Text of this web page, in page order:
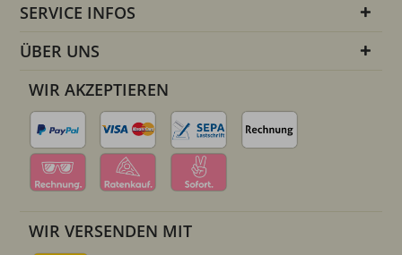
SERVICE INFOS
ÜBER UNS
WIR AKZEPTIEREN
WIR VERSENDEN MIT